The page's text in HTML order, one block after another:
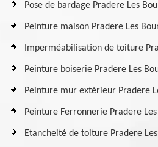
Pose de bardage Pradere Les
Peinture maison Pradere Les
Imperméabilisation de toiture
Peinture boiserie Pradere Les
Peinture mur extérieur Pradere
Peinture Ferronnerie Pradere
Etancheité de toiture Pradere